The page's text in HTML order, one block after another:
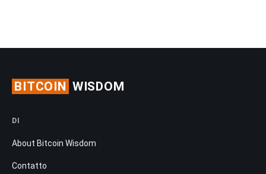
BITCOIN WISDOM
DI
About Bitcoin Wisdom
Contatto